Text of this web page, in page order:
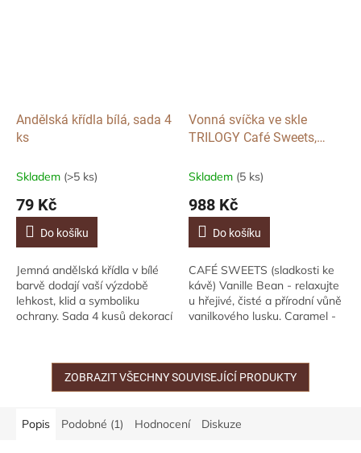
Andělská křídla bílá, sada 4
ks
Skladem (>5 ks)
79 Kč
Do košíku
Jemná andělská křídla v bílé
barvě dodají vaší výzdobě
lehkost, klid a symboliku
ochrany. Sada 4 kusů dekorací
aranžmá....
Vonná svíčka ve skle
TRILOGY Café Sweets,
Skladem (5 ks)
988 Kč
Do košíku
CAFÉ SWEETS (sladkosti ke
kávě) Vanille Bean - relaxujte
u hřejivé, čisté a přírodní vůně
vanilkového lusku. Caramel -
čerstvé smetany....
ZOBRAZIT VŠECHNY SOUVISEJÍCÍ PRODUKTY
Popis Podobné (1) Hodnocení Diskuze